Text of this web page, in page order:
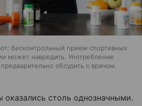
бесконтрольный прием спортивных
может навредить. Употребление
обсудить с врачом.
оказались столь однозначными.